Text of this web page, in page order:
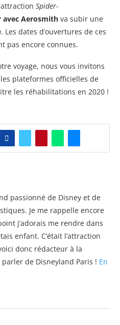
Spider-
avec Aerosmith va subir une
. Les dates d’ouvertures de ces
pas encore connues.
voyage, nous vous invitons
plateformes officielles de
les réhabilitations en 2020 !
passionné de Disney et de
Je me rappelle encore
j’adorais me rendre dans
enfant. C’était l’attraction
donc rédacteur à la
de Disneyland Paris ! En